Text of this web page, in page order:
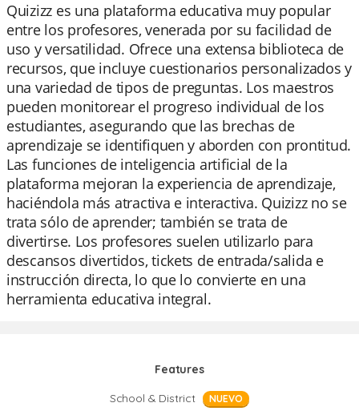
Quizizz es una plataforma educativa muy popular
entre los profesores, venerada por su facilidad de
uso y versatilidad. Ofrece una extensa biblioteca de
recursos, que incluye cuestionarios personalizados y
una variedad de tipos de preguntas. Los maestros
pueden monitorear el progreso individual de los
estudiantes, asegurando que las brechas de
aprendizaje se identifiquen y aborden con prontitud.
Las funciones de inteligencia artificial de la
plataforma mejoran la experiencia de aprendizaje,
haciéndola más atractiva e interactiva. Quizizz no se
trata sólo de aprender; también se trata de
divertirse. Los profesores suelen utilizarlo para
descansos divertidos, tickets de entrada/salida e
instrucción directa, lo que lo convierte en una
herramienta educativa integral.
Features
School & District
NUEVO